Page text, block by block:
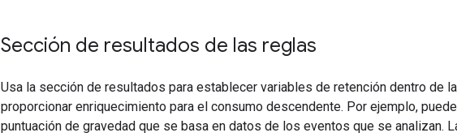
Sección de resultados de las reglas
Usa la sección de resultados para establecer variables de retención dentro de
proporcionar enriquecimiento para el consumo descendente. Por ejemplo,
puntuación de gravedad que se basa en datos de los eventos que se analizan.